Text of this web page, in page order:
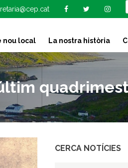
nou local La nostra història
CERCA NOTÍCIES